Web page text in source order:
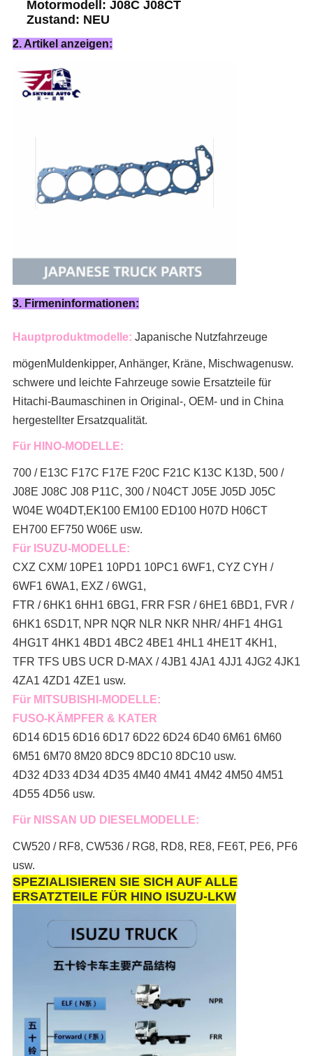
Motormodell: J08C J08CT
Zustand: NEU
2. Artikel anzeigen:
3. Firmeninformationen:
Hauptproduktmodelle: Japanische Nutzfahrzeuge
mögenMuldenkipper, Anhänger, Kräne, Mischwagenusw.
schwere und leichte Fahrzeuge sowie Ersatzteile für
Hitachi-Baumaschinen in Original-, OEM- und in China
hergestellter Ersatzqualität.
Für HINO-MODELLE:
700 / E13C F17C F17E F20C F21C K13C K13D, 500 /
J08E J08C J08 P11C, 300 / N04CT J05E J05D J05C
W04E W04DT,EK100 EM100 ED100 H07D H06CT
EH700 EF750 W06E usw.
Für ISUZU-MODELLE:
CXZ CXM/ 10PE1 10PD1 10PC1 6WF1, CYZ CYH /
6WF1 6WA1, EXZ / 6WG1,
FTR / 6HK1 6HH1 6BG1, FRR FSR / 6HE1 6BD1, FVR /
6HK1 6SD1T, NPR NQR NLR NKR NHR/ 4HF1 4HG1
4HG1T 4HK1 4BD1 4BC2 4BE1 4HL1 4HE1T 4KH1,
TFR TFS UBS UCR D-MAX / 4JB1 4JA1 4JJ1 4JG2 4JK1
4ZA1 4ZD1 4ZE1 usw.
Für MITSUBISHI-MODELLE:
FUSO-KÄMPFER & KATER
6D14 6D15 6D16 6D17 6D22 6D24 6D40 6M61 6M60
6M51 6M70 8M20 8DC9 8DC10 8DC10 usw.
4D32 4D33 4D34 4D35 4M40 4M41 4M42 4M50 4M51
4D55 4D56 usw.
Für NISSAN UD DIESELMODELLE:
CW520 / RF8, CW536 / RG8, RD8, RE8, FE6T, PE6, PF6
usw.
SPEZIALISIEREN SIE SICH AUF ALLE
ERSATZTEILE FÜR HINO ISUZU-LKW